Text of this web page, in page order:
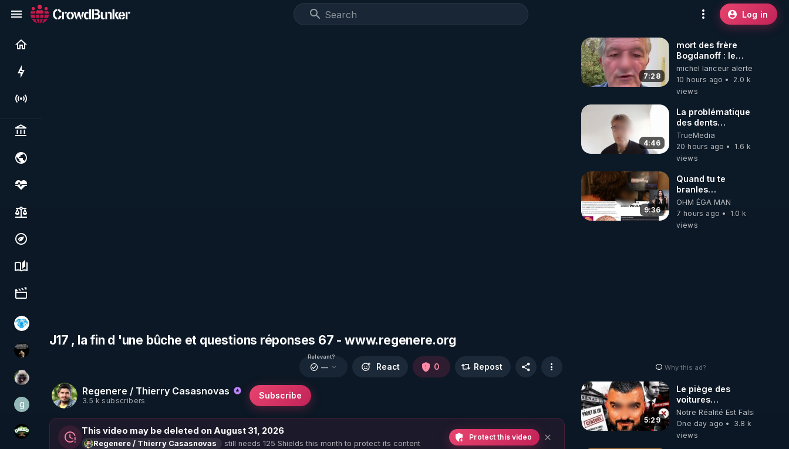
Log in
Politics & institutions
Society, justice & freedoms
Economy, environment & technology
Science, history & spirituality
Culture, media & entertainment
A.D.N.M
Infos et vérité
Priscane
ggilo59
DMSO pour TOUS
J17 , la fin d 'une bûche et questions réponses 67 - www.regenere.org
Regenere / Thierry Casasnovas
3.5 k subscribers
Subscribe
Relevant?
— React 0 Repost
This video may be deleted on August 31, 2026
Regenere / Thierry Casasnovas still needs 125 Shields this month to protect its content
Protect this video
7:28
mort des frère
Bogdanoff : le
mensonge d état
michel lanceur alerte
10 hours ago
2.0 k
views
4:46
La problématique
des dents
dévitalisées et
des implants
TrueMedia
20 hours ago
1.6 k
views
9:36
Quand tu te
branles
bonhomme tu
émets des ondes
ils ont juste omis
OHM ÉGA MAN
7 hours ago
1.0 k
views
Why this ad?
5:29
Le piège des
voitures
électriques se
referme sur les
usagers !
Notre Réalité Est Falsifiée Et
One day ago
3.8 k
views